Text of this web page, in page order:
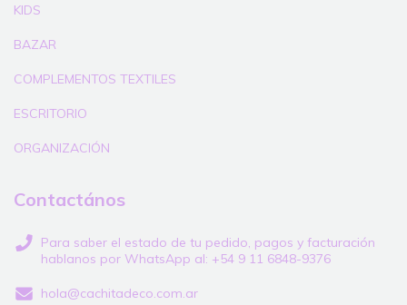
KIDS
BAZAR
COMPLEMENTOS TEXTILES
ESCRITORIO
ORGANIZACIÓN
Contactános
Para saber el estado de tu pedido, pagos y facturación
hablanos por WhatsApp al: +54 9 11 6848-9376
hola@cachitadeco.com.ar